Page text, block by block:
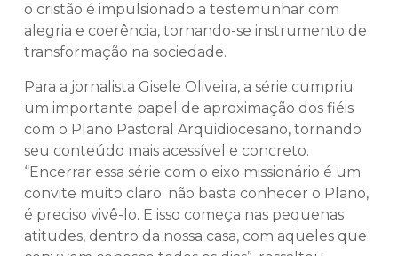
o cristão é impulsionado a testemunhar com
alegria e coerência, tornando-se instrumento de
transformação na sociedade.
Para a jornalista Gisele Oliveira, a série cumpriu
um importante papel de aproximação dos fiéis
com o Plano Pastoral Arquidiocesano, tornando
seu conteúdo mais acessível e concreto.
“Encerrar essa série com o eixo missionário é um
convite muito claro: não basta conhecer o Plano,
é preciso vivê-lo. E isso começa nas pequenas
atitudes, dentro da nossa casa, com aqueles que